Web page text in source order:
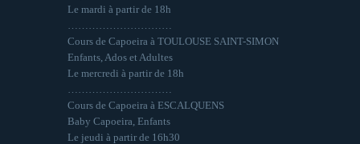
Le mardi à partir de 18h
Cours de Capoeira à TOULOUSE SAINT-SIMON
Enfants, Ados et Adultes
Le mercredi à partir de 18h
Cours de Capoeira à ESCALQUENS
Baby Capoeira, Enfants
Le jeudi à partir de 16h30